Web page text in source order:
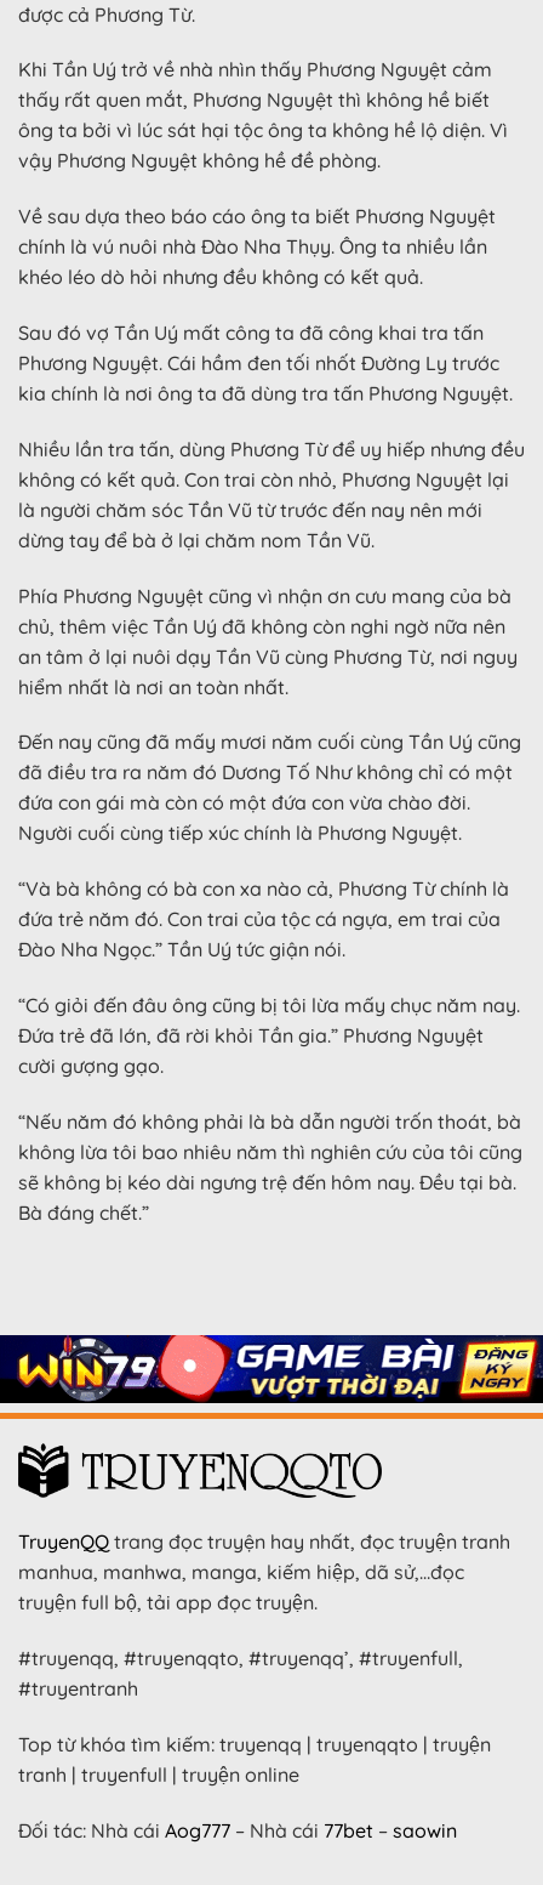
được cả Phương Từ.
Khi Tần Uý trở về nhà nhìn thấy Phương Nguyệt cảm
thấy rất quen mắt, Phương Nguyệt thì không hề biết
ông ta bởi vì lúc sát hại tộc ông ta không hề lộ diện. Vì
vậy Phương Nguyệt không hề đề phòng.
Về sau dựa theo báo cáo ông ta biết Phương Nguyệt
chính là vú nuôi nhà Đào Nha Thụy. Ông ta nhiều lần
khéo léo dò hỏi nhưng đều không có kết quả.
Sau đó vợ Tần Uý mất công ta đã công khai tra tấn
Phương Nguyệt. Cái hầm đen tối nhốt Đường Ly trước
kia chính là nơi ông ta đã dùng tra tấn Phương Nguyệt.
Nhiều lần tra tấn, dùng Phương Từ để uy hiếp nhưng đều
không có kết quả. Con trai còn nhỏ, Phương Nguyệt lại
là người chăm sóc Tần Vũ từ trước đến nay nên mới
dừng tay để bà ở lại chăm nom Tần Vũ.
Phía Phương Nguyệt cũng vì nhận ơn cưu mang của bà
chủ, thêm việc Tần Uý đã không còn nghi ngờ nữa nên
an tâm ở lại nuôi dạy Tần Vũ cùng Phương Từ, nơi nguy
hiểm nhất là nơi an toàn nhất.
Đến nay cũng đã mấy mươi năm cuối cùng Tần Uý cũng
đã điều tra ra năm đó Dương Tố Như không chỉ có một
đứa con gái mà còn có một đứa con vừa chào đời.
Người cuối cùng tiếp xúc chính là Phương Nguyệt.
“Và bà không có bà con xa nào cả, Phương Từ chính là
đứa trẻ năm đó. Con trai của tộc cá ngựa, em trai của
Đào Nha Ngọc.” Tần Uý tức giận nói.
“Có giỏi đến đâu ông cũng bị tôi lừa mấy chục năm nay.
Đứa trẻ đã lớn, đã rời khỏi Tần gia.” Phương Nguyệt
cười gượng gạo.
“Nếu năm đó không phải là bà dẫn người trốn thoát, bà
không lừa tôi bao nhiêu năm thì nghiên cứu của tôi cũng
sẽ không bị kéo dài ngưng trệ đến hôm nay. Đều tại bà.
Bà đáng chết.”
TruyenQQ trang đọc truyện hay nhất, đọc truyện tranh
manhua, manhwa, manga, kiếm hiệp, dã sử,…đọc
truyện full bộ, tải app đọc truyện.
#truyenqq, #truyenqqto, #truyenqq’, #truyenfull,
#truyentranh
Top từ khóa tìm kiếm: truyenqq | truyenqqto | truyện
tranh | truyenfull | truyện online
Đối tác: Nhà cái Aog777 – Nhà cái 77bet – saowin